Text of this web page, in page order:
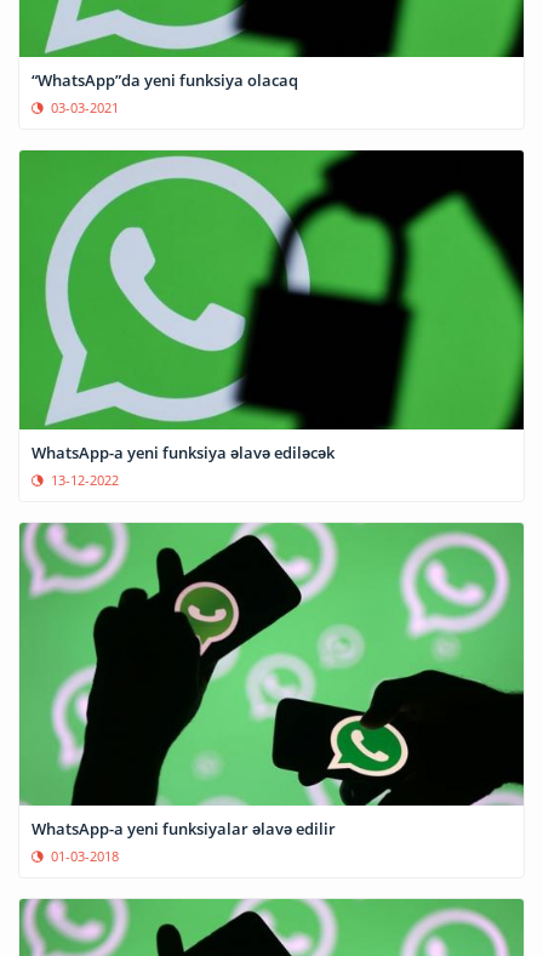
“WhatsApp”da yeni funksiya olacaq
03-03-2021
WhatsApp-a yeni funksiya əlavə ediləcək
13-12-2022
WhatsApp-a yeni funksiyalar əlavə edilir
01-03-2018